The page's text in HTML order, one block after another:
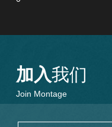
加入我们
Join Montage